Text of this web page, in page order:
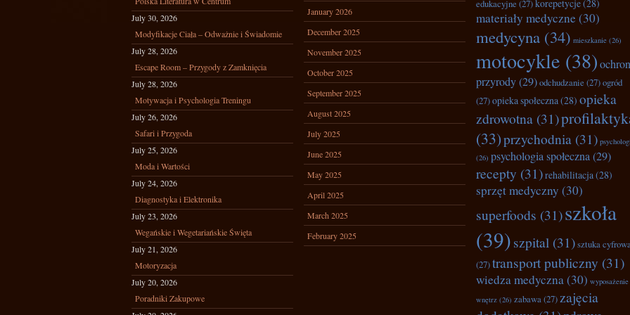
July 30, 2026
Modyfikacje Ciała – Odważnie i Świadomie
July 28, 2026
Escape Room – Przygody z Zamknięcia
July 28, 2026
Motywacja i Psychologia Treningu
July 26, 2026
Safari i Przygoda
July 25, 2026
Moda i Wartości
July 24, 2026
Diagnostyka i Elektronika
July 23, 2026
Wegańskie i Wegetariańskie Święta
July 21, 2026
Motoryzacja
July 20, 2026
Poradniki Zakupowe
January 2026
December 2025
November 2025
October 2025
September 2025
August 2025
July 2025
June 2025
May 2025
April 2025
March 2025
February 2025
edukacyjne (27)korepetycje(28)
materiały medyczne (30)
medycyna (34) mieszkanie (26)
motocykle (38)
przyrody(29)odchudzanie (27)ogród
(27)opieka społeczna(28) opieka
zdrowotna (31)
(33)przychodnia (31)
(26) psychologia społeczna(29)
recepty (31)rehabilitacja(28)
sprzęt medyczny (30)
superfoods (31)szkoła
(39)szpital (31)sztuka
(27)transport publiczny (31)
wiedza medyczna(30) wyposażenie
wnętrz (26) zabawa(27) zajęcia